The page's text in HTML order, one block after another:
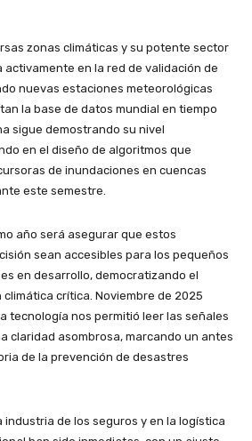
zonas climáticas y su potente sector
en la red de validación de
nuevas estaciones meteorológicas
la base de datos mundial en tiempo
sigue demostrando su nivel
en el diseño de algoritmos que
de inundaciones en cuencas
este semestre.
año será asegurar que estos
sean accesibles para los pequeños
en desarrollo, democratizando el
crítica. Noviembre de 2025
tecnología nos permitió leer las señales
claridad asombrosa, marcando un antes
de la prevención de desastres
industria de los seguros y en la logística